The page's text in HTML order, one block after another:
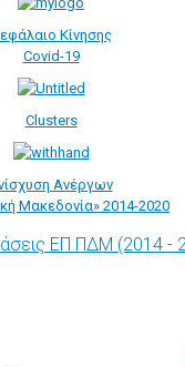
Κίνησης
Covid-19
Clusters
Ανέργων
Μακεδονία» 2014-2020
ΕΠ ΠΔΜ (2014 -